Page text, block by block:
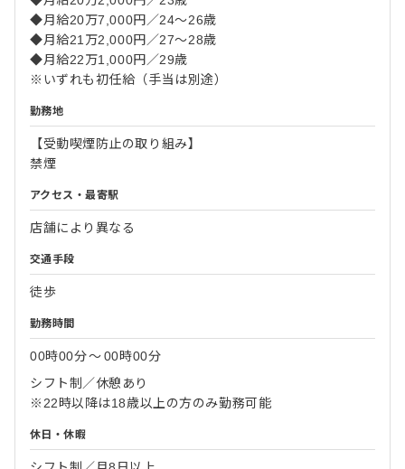
◆月給20万7,000円／24～26歳
◆月給21万2,000円／27～28歳
◆月給22万1,000円／29歳
※いずれも初任給（手当は別途）
勤務地
【受動喫煙防止の取り組み】
禁煙
アクセス・最寄駅
店舗により異なる
交通手段
徒歩
勤務時間
00時00分〜00時00分
シフト制／休憩あり
※22時以降は18歳以上の方のみ勤務可能
休日・休暇